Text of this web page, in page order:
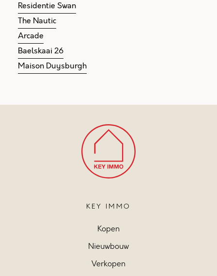
Residentie Swan
The Nautic
Arcade
Baelskaai 26
Maison Duysburgh
KEY IMMO
Kopen
Nieuwbouw
Verkopen